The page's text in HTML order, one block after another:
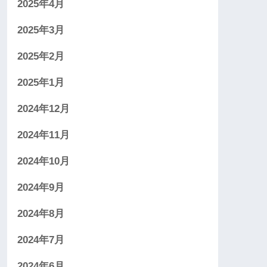
2025年4月
2025年3月
2025年2月
2025年1月
2024年12月
2024年11月
2024年10月
2024年9月
2024年8月
2024年7月